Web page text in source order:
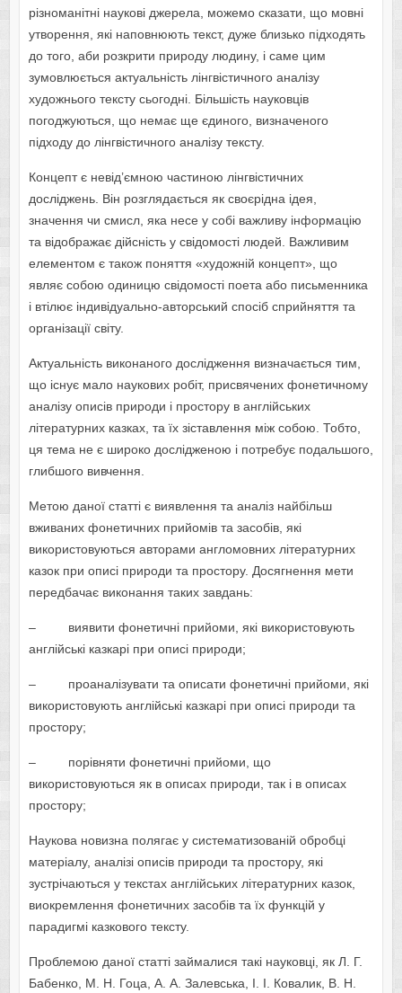
різноманітні наукові джерела, можемо сказати, що мовні
утворення, які наповнюють текст, дуже близько підходять
до того, аби розкрити природу людину, і саме цим
зумовлюється актуальність лінгвістичного аналізу
художнього тексту сьогодні. Більшість науковців
погоджуються, що немає ще єдиного, визначеного
підходу до лінгвістичного аналізу тексту.
Концепт є невід’ємною частиною лінгвістичних
досліджень. Він розглядається як своєрідна ідея,
значення чи смисл, яка несе у собі важливу інформацію
та відображає дійсність у свідомості людей. Важливим
елементом є також поняття «художній концепт», що
являє собою одиницю свідомості поета або письменника
і втілює індивідуально-авторський спосіб сприйняття та
організації світу.
Актуальність виконаного дослідження визначається тим,
що існує мало наукових робіт, присвячених фонетичному
аналізу описів природи і простору в англійських
літературних казках, та їх зіставлення між собою. Тобто,
ця тема не є широко дослідженою і потребує подальшого,
глибшого вивчення.
Метою даної статті є виявлення та аналіз найбільш
вживаних фонетичних прийомів та засобів, які
використовуються авторами англомовних літературних
казок при описі природи та простору. Досягнення мети
передбачає виконання таких завдань:
– виявити фонетичні прийоми, які використовують
англійські казкарі при описі природи;
– проаналізувати та описати фонетичні прийоми, які
використовують англійські казкарі при описі природи та
простору;
– порівняти фонетичні прийоми, що
використовуються як в описах природи, так і в описах
простору;
Наукова новизна полягає у систематизованій обробці
матеріалу, аналізі описів природи та простору, які
зустрічаються у текстах англійських літературних казок,
виокремлення фонетичних засобів та їх функцій у
парадигмі казкового тексту.
Проблемою даної статті займалися такі науковці, як Л. Г.
Бабенко, М. Н. Гоца, А. А. Залевська, І. І. Ковалик, В. Н.